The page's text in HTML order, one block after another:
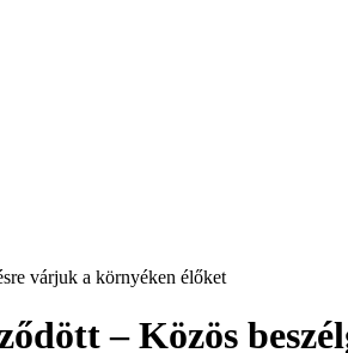
várjuk a környéken élőket
– Közös